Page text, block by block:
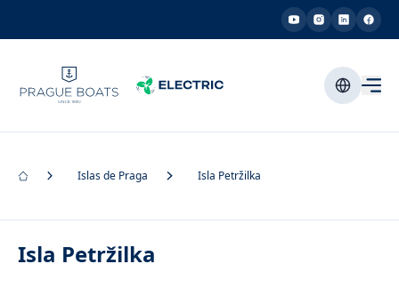
Islas de Praga Isla Petržilka
Isla Petržilka